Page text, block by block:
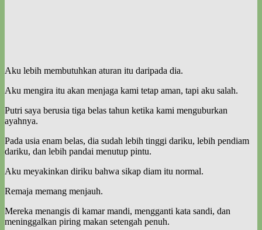
Aku lebih membutuhkan aturan itu daripada dia.
Aku mengira itu akan menjaga kami tetap aman, tapi aku salah.
Putri saya berusia tiga belas tahun ketika kami menguburkan
ayahnya.
Pada usia enam belas, dia sudah lebih tinggi dariku, lebih pendiam
dariku, dan lebih pandai menutup pintu.
Aku meyakinkan diriku bahwa sikap diam itu normal.
Remaja memang menjauh.
Mereka menangis di kamar mandi, mengganti kata sandi, dan
meninggalkan piring makan setengah penuh.